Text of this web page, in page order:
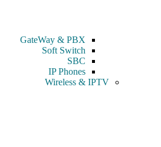
GateWay & PBX
Soft Switch
SBC
IP Phones
Wireless & IPTV